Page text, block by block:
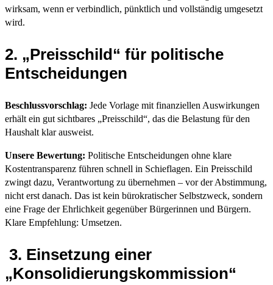
wirksam, wenn er verbindlich, pünktlich und vollständig umgesetzt
wird.
2. „Preisschild“ für politische
Entscheidungen
Beschlussvorschlag: Jede Vorlage mit finanziellen Auswirkungen
erhält ein gut sichtbares „Preisschild“, das die Belastung für den
Haushalt klar ausweist.
Unsere Bewertung: Politische Entscheidungen ohne klare
Kostentransparenz führen schnell in Schieflagen. Ein Preisschild
zwingt dazu, Verantwortung zu übernehmen – vor der Abstimmung,
nicht erst danach. Das ist kein bürokratischer Selbstzweck, sondern
eine Frage der Ehrlichkeit gegenüber Bürgerinnen und Bürgern.
Klare Empfehlung: Umsetzen.
3. Einsetzung einer
„Konsolidierungskommission“